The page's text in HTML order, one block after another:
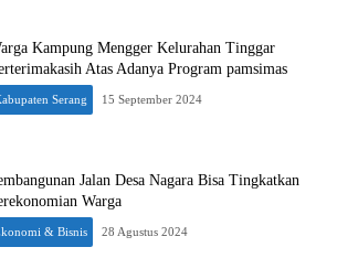
Kampung Mengger Kelurahan Tinggar
Atas Adanya Program pamsimas
Serang 15 September 2024
Jalan Desa Nagara Bisa Tingkatkan
Warga
& Bisnis 28 Agustus 2024